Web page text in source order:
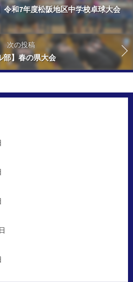
令和7年度松阪地区中学校卓球大会
次の投稿
部】春の県大会